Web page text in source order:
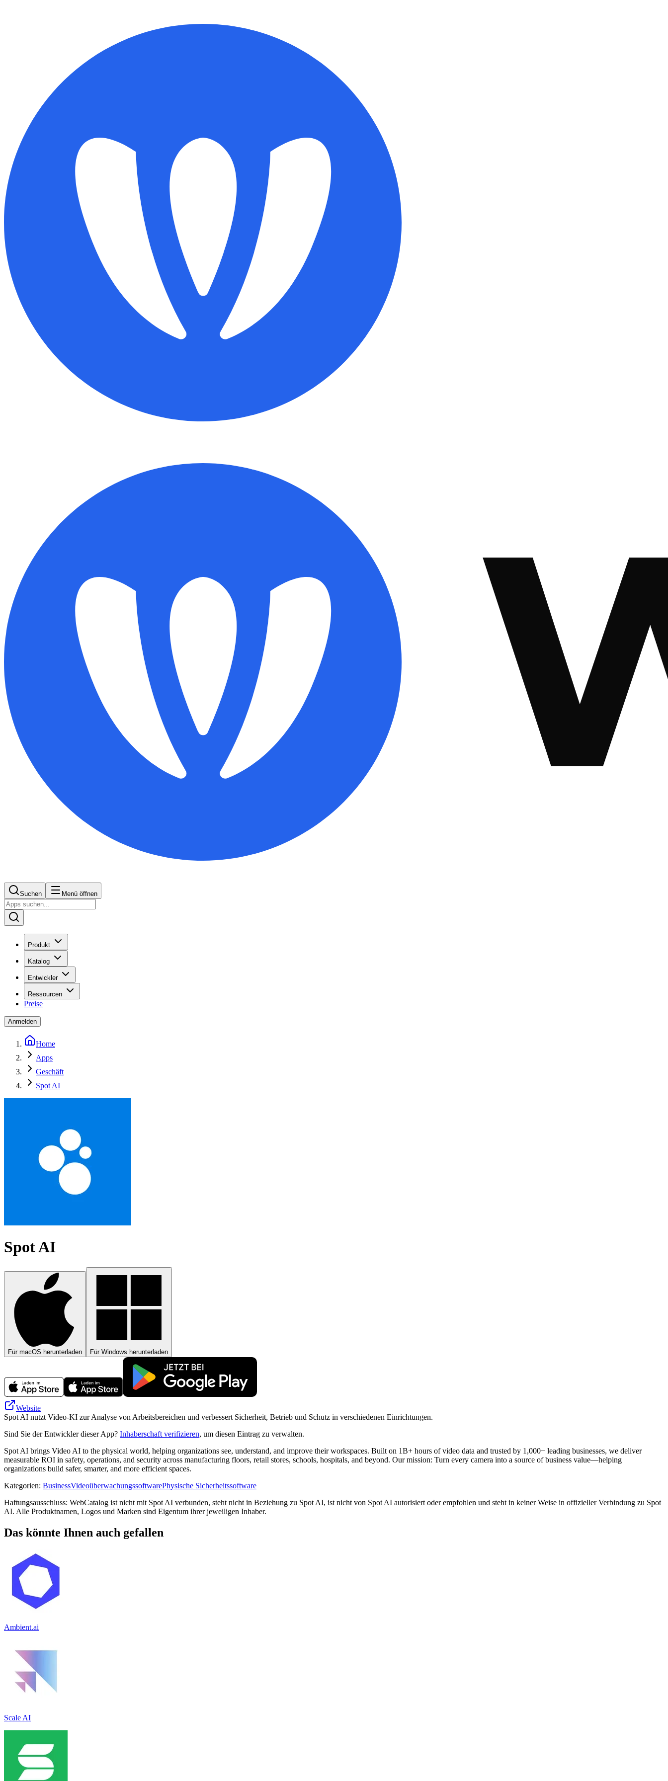
Suchen Menü öffnen
Produkt
Katalog
Entwickler
Ressourcen
Preise
Anmelden
Home
Apps
Geschäft
Spot AI
Spot AI
Für macOS herunterladen Für Windows herunterladen
Website
Spot AI nutzt Video-KI zur Analyse von Arbeitsbereichen und verbessert Sicherheit, Betrieb und Schutz in verschiedenen Einrichtungen.
Sind Sie der Entwickler dieser App? Inhaberschaft verifizieren, um diesen Eintrag zu verwalten.
Spot AI brings Video AI to the physical world, helping organizations see, understand, and improve their workspaces. Built on 1B+ hours of video data and trusted by 1,000+ leading businesses, we deliver
measurable ROI in safety, operations, and security across manufacturing floors, retail stores, schools, hospitals, and beyond. Our mission: Turn every camera into a source of business value—helping
organizations build safer, smarter, and more efficient spaces.
Kategorien: BusinessVideoüberwachungssoftwarePhysische Sicherheitssoftware
Haftungsausschluss: WebCatalog ist nicht mit Spot AI verbunden, steht nicht in Beziehung zu Spot AI, ist nicht von Spot AI autorisiert oder empfohlen und steht in keiner Weise in offizieller Verbindung zu Spot
AI. Alle Produktnamen, Logos und Marken sind Eigentum ihrer jeweiligen Inhaber.
Das könnte Ihnen auch gefallen
Ambient.ai
Scale AI